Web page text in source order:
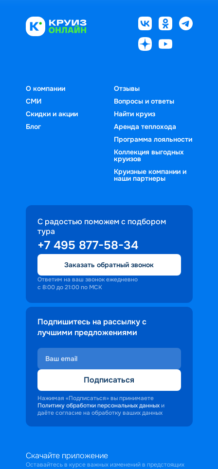
О компании
СМИ
Скидки и акции
Блог
Отзывы
Вопросы и ответы
Найти круиз
Аренда теплохода
Программа лояльности
Коллекция выгодных
круизов
Круизные компании и
наши партнеры
С радостью поможем с подбором
тура
+7 495 877-58-34
Заказать обратный звонок
Ответим на ваш звонок ежедневно
с 8:00 до 21:00 по МСК
Подпишитесь на рассылку с
лучшими предложениями
Подписаться
Нажимая «Подписаться» вы принимаете
Политику обработки персональных данных и
даёте согласие на обработку ваших данных
Скачайте приложение
Оставайтесь в курсе важных изменений в предстоящих